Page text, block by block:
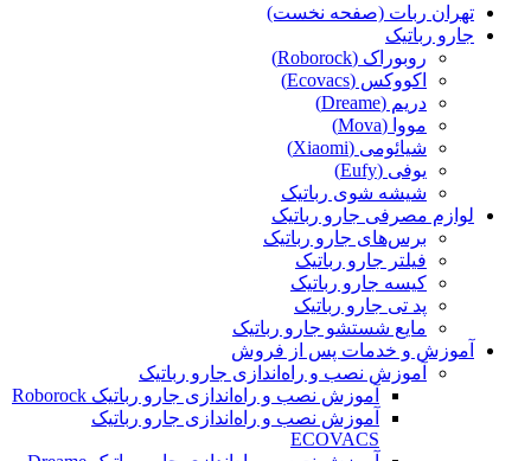
تهران ربات (صفحه نخست)
جارو رباتیک
روبوراک (Roborock)
اکووکس (Ecovacs)
دریم (Dreame)
مووا (Mova)
شیائومی (Xiaomi)
یوفی (Eufy)
شیشه شوی رباتیک
لوازم مصرفی جارو رباتیک
برس‌های جارو رباتیک
فیلتر جارو رباتیک
کیسه جارو رباتیک
پد تی جارو رباتیک
مایع شستشو جارو رباتیک
آموزش و خدمات پس از فروش
آموزش نصب و راه‌اندازی جارو رباتیک
آموزش نصب و راه‌اندازی جارو رباتیک Roborock
آموزش نصب و راه‌اندازی جارو رباتیک
ECOVACS